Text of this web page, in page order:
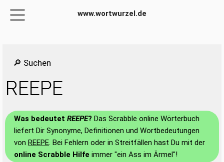
www.wortwurzel.de
🔎 Suchen
REEPE
Was bedeutet REEPE? Das Scrabble online Wörterbuch
liefert Dir Synonyme, Definitionen und Wortbedeutungen
von REEPE. Bei Fehlern oder in Streitfällen hast Du mit der
online Scrabble Hilfe immer "ein Ass im Ärmel"!